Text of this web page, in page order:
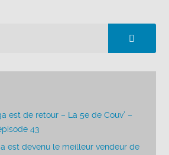
est de retour – La 5e de Couv’ –
43
est devenu le meilleur vendeur de